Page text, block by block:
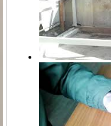
ПРИКЛАД -
ПРИКЛАД -
РЕДУКТОР
СТВОЛ - 320